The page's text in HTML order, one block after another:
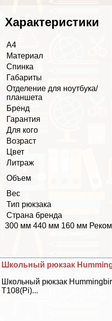
Хаpaктеристики
А4
Материал
Спинка
Габариты
Отделение для ноутбука/
планшета
Бренд
Гарантия
Для кого
Возраст
Цвет
Литраж
Объем
Вес
Тип рюкзака
Страна бренда
300 мм 440 мм 160 мм
Школьный рюкзак
Школьный рюкзак
T108(Pi)...